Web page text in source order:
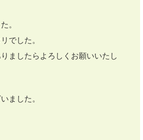
。
でした。
ましたらよろしくお願いいたし
ました。